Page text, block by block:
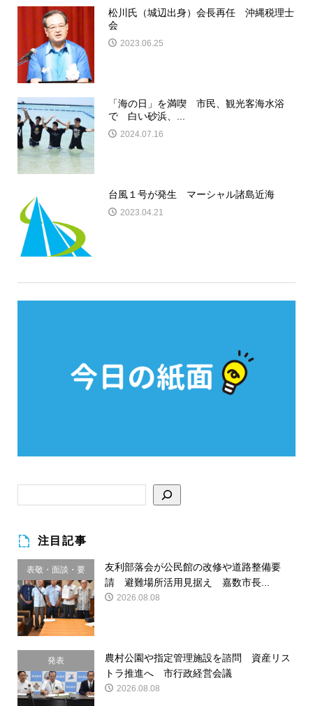
松川氏（城辺出身）会長再任 沖縄税理士
会
2023.06.25
「海の日」を満喫 市民、観光客海水浴
で 白い砂浜、...
2024.07.16
台風１号が発生 マーシャル諸島近海
2023.04.21
注目記事
表敬・面談・要
請
友利部落会が公民館の改修や道路整備要
請 避難場所活用見据え 嘉数市長...
2026.08.08
発表
農村公園や指定管理施設を諮問 資産リス
トラ推進へ 市行政経営会議
2026.08.08